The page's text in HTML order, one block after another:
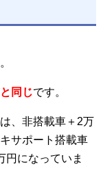
同じです。
、非搭載車＋2万
サポート搭載車
円になっていま